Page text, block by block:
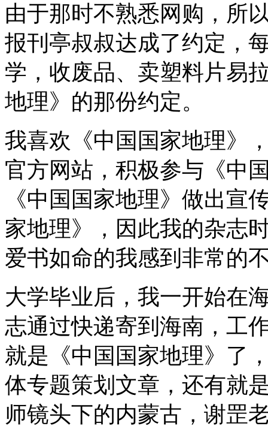
由于那时不熟悉网购，所
报刊亭叔叔达成了约定，
学，收废品、卖塑料片易
地理》的那份约定。
我喜欢《中国国家地理》
官方网站，积极参与《中
《中国国家地理》做出宣
家地理》，因此我的杂志
爱书如命的我感到非常的
大学毕业后，我一开始在
志通过快递寄到海南，工
就是《中国国家地理》了
体专题策划文章，还有就
师镜头下的内蒙古，谢